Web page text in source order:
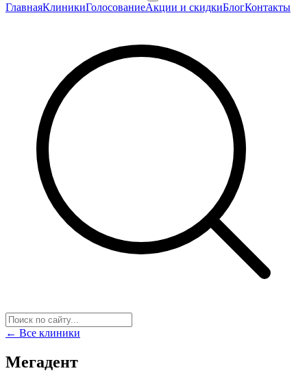
ГлавнаяКлиникиГолосованиеАкции и скидкиБлогКонтакты
← Все клиники
Мегадент